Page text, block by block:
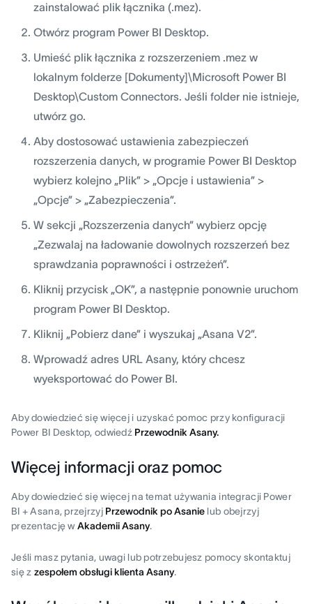
zainstalować plik łącznika (.mez).
Otwórz program Power BI Desktop.
Umieść plik łącznika z rozszerzeniem .mez w
lokalnym folderze [Dokumenty]\Microsoft Power BI
Desktop\Custom Connectors. Jeśli folder nie istnieje,
utwórz go.
Aby dostosować ustawienia zabezpieczeń
rozszerzenia danych, w programie Power BI Desktop
wybierz kolejno „Plik” > „Opcje i ustawienia” >
„Opcje” > „Zabezpieczenia”.
W sekcji „Rozszerzenia danych” wybierz opcję
„Zezwalaj na ładowanie dowolnych rozszerzeń bez
sprawdzania poprawności i ostrzeżeń”.
Kliknij przycisk „OK”, a następnie ponownie uruchom
program Power BI Desktop.
Kliknij „Pobierz dane” i wyszukaj „Asana V2”.
Wprowadź adres URL Asany, który chcesz
wyeksportować do Power BI.
Aby dowiedzieć się więcej i uzyskać pomoc przy konfiguracji
Power BI Desktop, odwiedź Przewodnik Asany.
Więcej informacji oraz pomoc
Aby dowiedzieć się więcej na temat używania integracji Power
BI + Asana, przejrzyj Przewodnik po Asanie lub obejrzyj
prezentację wAkademii Asany.
Jeśli masz pytania, uwagi lub potrzebujesz pomocy skontaktuj
się z zespołem obsługi klienta Asany.